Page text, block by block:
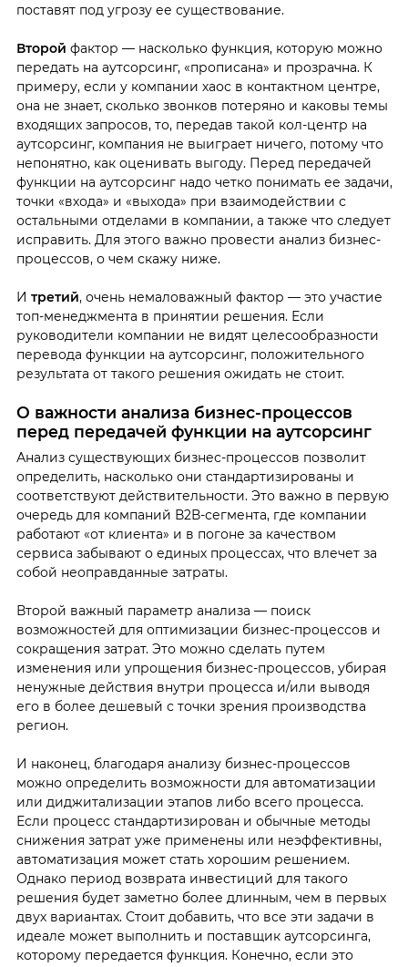
поставят под угрозу ее существование.
Второй фактор — насколько функция, которую можно
передать на аутсорсинг, «прописана» и прозрачна. К
примеру, если у компании хаос в контактном центре,
она не знает, сколько звонков потеряно и каковы темы
входящих запросов, то, передав такой кол-центр на
аутсорсинг, компания не выиграет ничего, потому что
непонятно, как оценивать выгоду. Перед передачей
функции на аутсорсинг надо четко понимать ее задачи,
точки «входа» и «выхода» при взаимодействии с
остальными отделами в компании, а также что следует
исправить. Для этого важно провести анализ бизнес-
процессов, о чем скажу ниже.
И третий, очень немаловажный фактор — это участие
топ-менеджмента в принятии решения. Если
руководители компании не видят целесообразности
перевода функции на аутсорсинг, положительного
результата от такого решения ожидать не стоит.
О важности анализа бизнес-процессов
перед передачей функции на аутсорсинг
Анализ существующих бизнес-процессов позволит
определить, насколько они стандартизированы и
соответствуют действительности. Это важно в первую
очередь для компаний В2В-сегмента, где компании
работают «от клиента» и в погоне за качеством
сервиса забывают о единых процессах, что влечет за
собой неоправданные затраты.
Второй важный параметр анализа — поиск
возможностей для оптимизации бизнес-процессов и
сокращения затрат. Это можно сделать путем
изменения или упрощения бизнес-процессов, убирая
ненужные действия внутри процесса и/или выводя
его в более дешевый с точки зрения производства
регион.
И наконец, благодаря анализу бизнес-процессов
можно определить возможности для автоматизации
или диджитализации этапов либо всего процесса.
Если процесс стандартизирован и обычные методы
снижения затрат уже применены или неэффективны,
автоматизация может стать хорошим решением.
Однако период возврата инвестиций для такого
решения будет заметно более длинным, чем в первых
двух вариантах. Стоит добавить, что все эти задачи в
идеале может выполнить и поставщик аутсорсинга,
которому передается функция. Конечно, если это